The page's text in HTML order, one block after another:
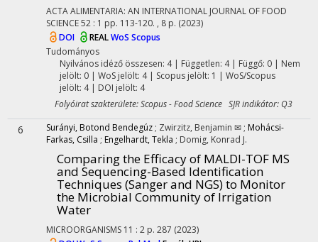
ACTA ALIMENTARIA: AN INTERNATIONAL JOURNAL OF FOOD
SCIENCE52 : 1 pp. 113-120. , 8 p. (2023)
DOI
REALWoS Scopus
Tudományos
Nyilvános idéző összesen: 4| Független: 4 | Függő: 0 | Nem
jelölt: 0 | WoS jelölt: 4 | Scopus jelölt: 1 | WoS/Scopus
jelölt: 4 | DOI jelölt: 4
Folyóirat szakterülete: Scopus - Food Science SJR indikátor: Q3
6 Surányi, Botond Bendegúz ; Zwirzitz, Benjamin ✉ ; Mohácsi-
Farkas, Csilla ; Engelhardt, Tekla ; Domig, Konrad J.
Comparing the Efficacy of MALDI-TOF MS
and Sequencing-Based Identification
Techniques (Sanger and NGS) to Monitor
the Microbial Community of Irrigation
Water
MICROORGANISMS 11 : 2 p. 287 (2023)